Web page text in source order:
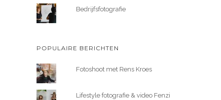
Bedrijfsfotografie
POPULAIRE BERICHTEN
Fotoshoot met Rens Kroes
Lifestyle fotografie & video Fenzi